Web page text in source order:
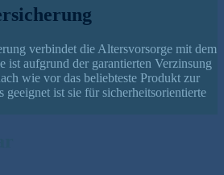
verbindet die Altersvorsorge mit dem
ist aufgrund der garantierten Verzinsung
wie vor das beliebteste Produkt zur
geeignet ist sie für sicherheitsorientierte